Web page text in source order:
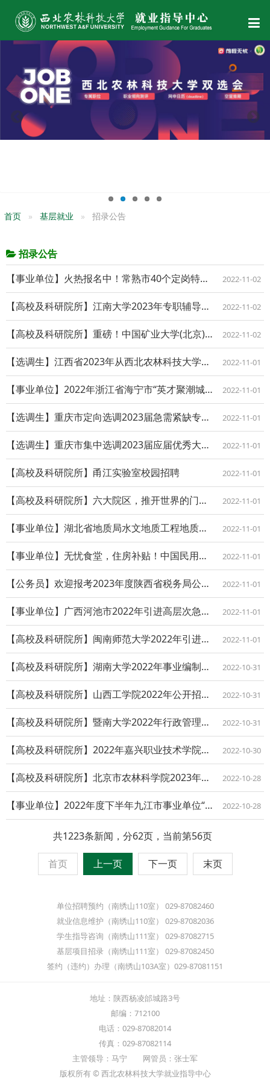
首页 基层就业 招录公告
招录公告
【事业单位】火热报名中！常熟市40个定岗特选事业编制岗位等你来选
2022-11-02
【高校及科研院所】江南大学2023年专职辅导员招聘公告 2022-11-02
【高校及科研院所】重磅！中国矿业大学(北京)2023年度各类人员招聘公告 2022-11-02
【选调生】江西省2023年从西北农林科技大学选调应届优秀大学毕业生公告 2022-11-01
【事业单位】2022年浙江省海宁市“英才聚潮城”引进高层次人才公告 2022-11-01
【选调生】重庆市定向选调2023届急需紧缺专业应届优秀大学毕业生简章 2022-11-01
【选调生】重庆市集中选调2023届应届优秀大学毕业生到基层工作简章 2022-11-01
【高校及科研院所】甬江实验室校园招聘 2022-11-01
【高校及科研院所】六大院区，推开世界的门！浙大一院2023年校招全新开启 2022-11-01
【事业单位】湖北省地质局水文地质工程地质大队2023年校园招聘公告 2022-11-01
【事业单位】无忧食堂，住房补贴！中国民用航空青岛空中交通管理站2023届校园招聘 2022-11-01
【公务员】欢迎报考2023年度陕西省税务局公务员 2022-11-01
【事业单位】广西河池市2022年引进高层次急需紧缺人才公告 2022-11-01
【高校及科研院所】闽南师范大学2022年引进人才招聘启事 2022-11-01
【高校及科研院所】湖南大学2022年事业编制专业技术岗位招聘公告 2022-10-31
【高校及科研院所】山西工学院2022年公开招聘博士研究生公告 2022-10-31
【高校及科研院所】暨南大学2022年行政管理、辅导员、其它专业技术岗位公开招聘启... 2022-10-31
【高校及科研院所】2022年嘉兴职业技术学院公开招聘高层次紧缺人才（教职人员）公... 2022-10-30
【高校及科研院所】北京市农林科学院2023年度“优培计划”招聘应届优秀大学毕业生... 2022-10-28
【事业单位】2022年度下半年九江市事业单位“才汇九江”重庆专场招聘高层次人才公... 2022-10-28
共1223条新闻，分62页，当前第56页
首页 上一页 下一页 末页
单位招聘预约（南绣山110室） 029-87082460
就业信息维护（南绣山110室） 029-87082036
学生指导咨询（南绣山111室） 029-87082715
基层项目招录（南绣山111室） 029-87082450
签约（违约）办理（南绣山103A室）029-87081151
地址：陕西杨凌邰城路3号
邮编：712100
电话：029-87082014
传真：029-87082114
主管领导：马宁 网管员：张士军
版权所有 © 西北农林科技大学就业指导中心